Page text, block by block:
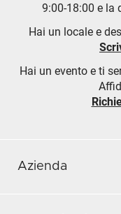
9:00-18:00 e la
Hai un locale e
Hai un evento e ti
Azienda